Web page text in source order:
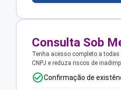
Consulta Sob
Tenha acesso completo a
CNPJ e reduza riscos de
Confirmação de